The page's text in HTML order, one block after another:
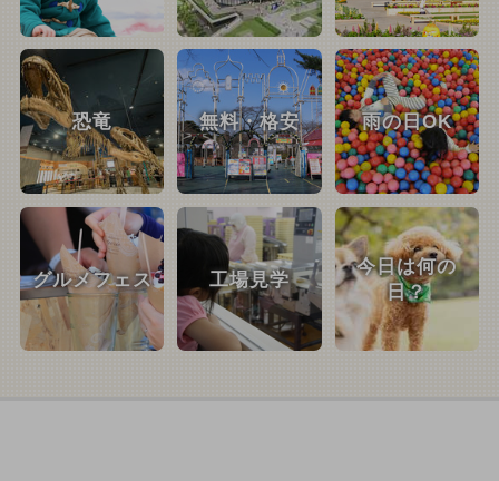
恐竜 無料・格安 雨の日OK
グルメフェス 工場見学
今日は何の
日？